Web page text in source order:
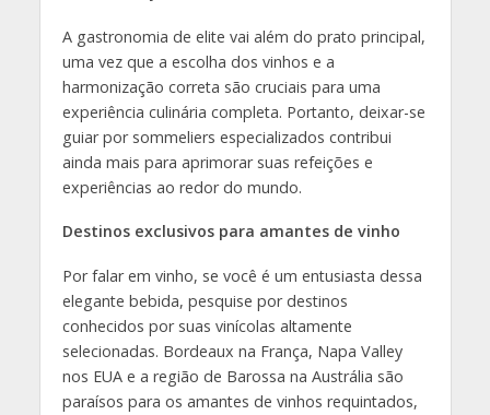
A gastronomia de elite vai além do prato principal,
uma vez que a escolha dos vinhos e a
harmonização correta são cruciais para uma
experiência culinária completa. Portanto, deixar-se
guiar por sommeliers especializados contribui
ainda mais para aprimorar suas refeições e
experiências ao redor do mundo.
Destinos exclusivos para amantes de vinho
Por falar em vinho, se você é um entusiasta dessa
elegante bebida, pesquise por destinos
conhecidos por suas vinícolas altamente
selecionadas. Bordeaux na França, Napa Valley
nos EUA e a região de Barossa na Austrália são
paraísos para os amantes de vinhos requintados,